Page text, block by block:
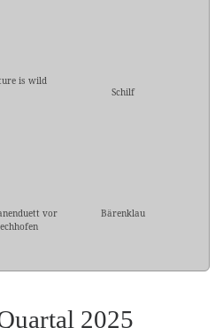
is wild
Schilf
vor
Bärenklau
2025